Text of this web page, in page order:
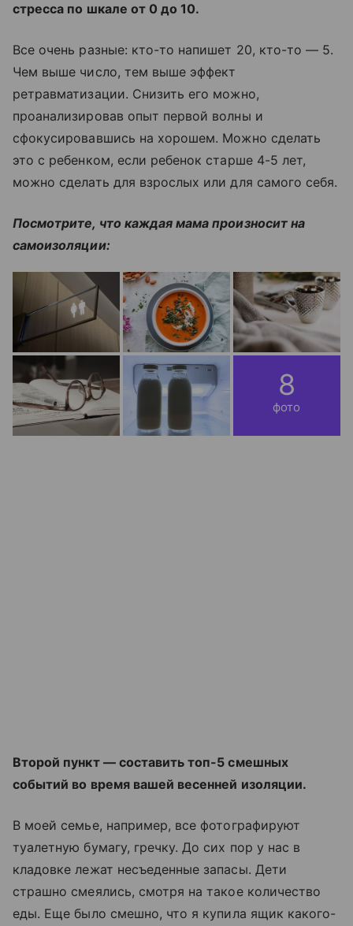
стресса по шкале от 0 до 10.
Все очень разные: кто-то напишет 20, кто-то — 5.
Чем выше число, тем выше эффект
ретравматизации. Снизить его можно,
проанализировав опыт первой волны и
сфокусировавшись на хорошем. Можно сделать
это с ребенком, если ребенок старше 4-5 лет,
можно сделать для взрослых или для самого себя.
Посмотрите, что каждая мама произносит на
самоизоляции:
8
фото
Второй пункт — составить топ-5 смешных
событий во время вашей весенней изоляции.
В моей семье, например, все фотографируют
туалетную бумагу, гречку. До сих пор у нас в
кладовке лежат несъеденные запасы. Дети
страшно смеялись, смотря на такое количество
еды. Еще было смешно, что я купила ящик какого-